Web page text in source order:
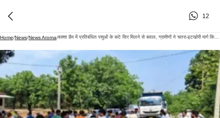
12
Home/News/News Aroma/ बक्शा डैम में प्रतिबंधित पशुओं के कटे सिर मिलने से बवाल, ग्रामीणों ने चतरा-इटखोरी मार्ग किया जाम